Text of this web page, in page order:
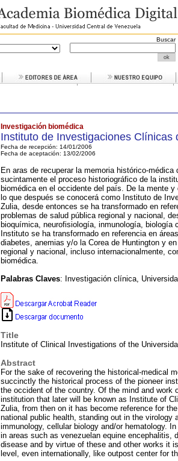
Buscar
Investigación biomédica
Instituto de Investigaciones Clínicas
Fecha de recepción: 14/01/2006
Fecha de aceptación: 13/02/2006
En aras de recuperar la memoria histórico-
sucintamente el proceso historiográfico de la
biomédica en el occidente del país. De la mente
lo que después se conocerá como Instituto de
Zulia, desde entonces se ha transformado en
problemas de salud pública regional y nacional,
bioquímica, neurofisiología, inmunología, biología
Instituto se ha transformado en referencia en
diabetes, anemias y/o la Corea de Huntington y
regional y nacional, incluso internacionalmente,
biomédica.
Palabras Claves: Investigación clínica,
Title
Institute of Clinical Investigations of the
Abstract
For the sake of recovering the historical-medical
succinctly the historical process of the pioneer
the occident of the country. Of the mind and work
institution that later will be known as Institute of
Zulia, from then on it has become reference for
national public health, standing out in the virology
immunology, cellular biology and/or hematology.
in areas such as venezuelan equine encephalitis,
disease and by virtue of these and other works it
level, even internationally, like outpost center for